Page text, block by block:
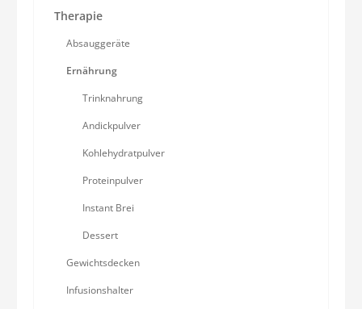
Therapie
Absauggeräte
Ernährung
Trinknahrung
Andickpulver
Kohlehydratpulver
Proteinpulver
Instant Brei
Dessert
Gewichtsdecken
Infusionshalter